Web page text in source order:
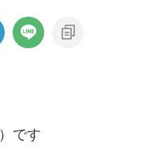
）です